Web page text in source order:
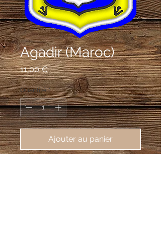
Agadir (Maroc)
11,00 €Prix
Quantité *
Ajouter au panier